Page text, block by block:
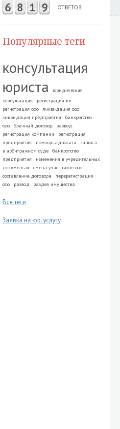
6 8 1 9 ОТВЕТОВ
Популярные теги
консультация
юриста
юридическая
консультация
регистрация ип
регистрация ооо
ликвидация ооо
ликвидация предприятия
банкротство
ооо
брачный договор
развод.
регистрация компании
регистрация
предприятия
помощь адвоката
защита
в арбитражном суде
банкротство
предприятия
изменения в учредительных
документах
смена участников ооо
составление договора
перерегистрация
ооо
развод раздел имущества
Все теги
Заявка на юр. услугу